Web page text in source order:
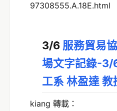
97308555.A.18E.html
3/6 服務貿易
場文字記錄-3/
工系 林盈達 教
kiang 轉載：